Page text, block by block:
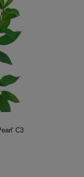
C3